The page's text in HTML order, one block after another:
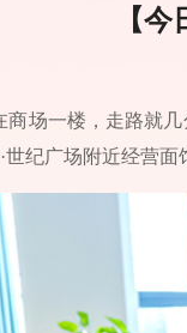
【
商场一楼，走路就
世纪广场附近经营